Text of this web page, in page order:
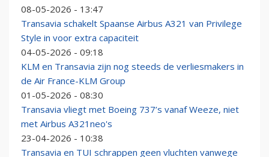
08-05-2026 - 13:47
Transavia schakelt Spaanse Airbus A321 van Privilege
Style in voor extra capaciteit
04-05-2026 - 09:18
KLM en Transavia zijn nog steeds de verliesmakers in
de Air France-KLM Group
01-05-2026 - 08:30
Transavia vliegt met Boeing 737’s vanaf Weeze, niet
met Airbus A321neo's
23-04-2026 - 10:38
Transavia en TUI schrappen geen vluchten vanwege